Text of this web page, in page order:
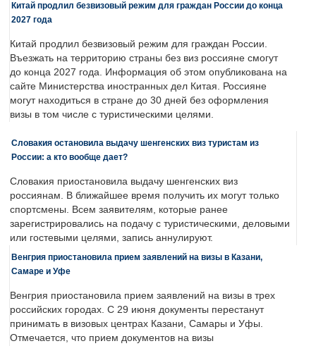
Китай продлил безвизовый режим для граждан России до конца
2027 года
Китай продлил безвизовый режим для граждан России.
Въезжать на территорию страны без виз россияне смогут
до конца 2027 года. Информация об этом опубликована на
сайте Министерства иностранных дел Китая. Россияне
могут находиться в стране до 30 дней без оформления
визы в том числе с туристическими целями.
Словакия остановила выдачу шенгенских виз туристам из
России: а кто вообще дает?
Словакия приостановила выдачу шенгенских виз
россиянам. В ближайшее время получить их могут только
спортсмены. Всем заявителям, которые ранее
зарегистрировались на подачу с туристическими, деловыми
или гостевыми целями, запись аннулируют.
Венгрия приостановила прием заявлений на визы в Казани,
Самаре и Уфе
Венгрия приостановила прием заявлений на визы в трех
российских городах. С 29 июня документы перестанут
принимать в визовых центрах Казани, Самары и Уфы.
Отмечается, что прием документов на визы